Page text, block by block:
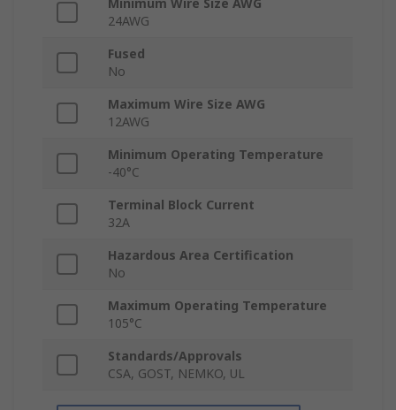
Minimum Wire Size AWG
24AWG
Fused
No
Maximum Wire Size AWG
12AWG
Minimum Operating Temperature
-40°C
Terminal Block Current
32A
Hazardous Area Certification
No
Maximum Operating Temperature
105°C
Standards/Approvals
CSA, GOST, NEMKO, UL